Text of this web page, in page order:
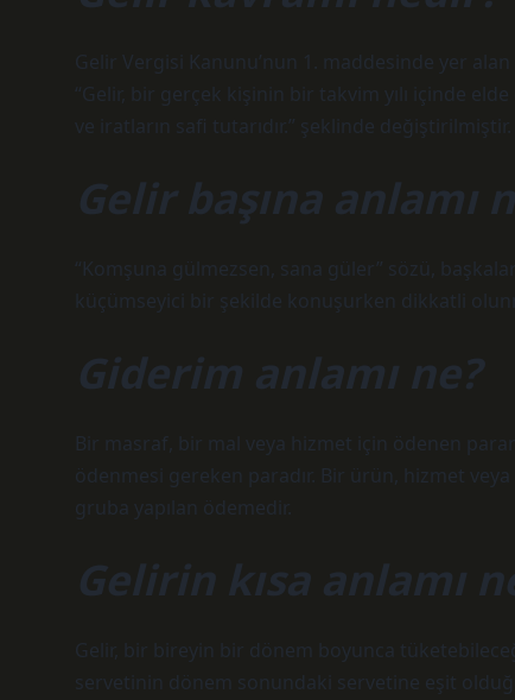
Gelir Vergisi Kanunu’nun 1. maddesinde yer alan
“Gelir, bir gerçek kişinin bir takvim yılı içinde
ve iratların safi tutarıdır.” şeklinde
Gelir başına anlamı
“Komşuna gülmezsen, sana güler” sözü,
küçümseyici bir şekilde konuşurken dikkatli
Giderim anlamı ne?
Bir masraf, bir mal veya hizmet için ödenen
ödenmesi gereken paradır. Bir ürün, hizmet
gruba yapılan ödemedir.
Gelirin kısa anlamı
Gelir, bir bireyin bir dönem boyunca
servetinin dönem sonundaki servetine eşit